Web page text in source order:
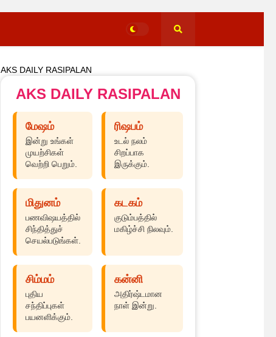
AKS DAILY RASIPALAN
AKS DAILY RASIPALAN
மேஷம்
இன்று உங்கள்
முயற்சிகள்
வெற்றி பெறும்.
ரிஷபம்
உடல் நலம்
சிறப்பாக
இருக்கும்.
மிதுனம்
பணவிஷயத்தில்
சிந்தித்துச்
செயல்படுங்கள்.
கடகம்
குடும்பத்தில்
மகிழ்ச்சி நிலவும்.
சிம்மம்
புதிய
சந்திப்புகள்
பயனளிக்கும்.
கன்னி
அதிர்ஷ்டமான
நாள் இன்று.